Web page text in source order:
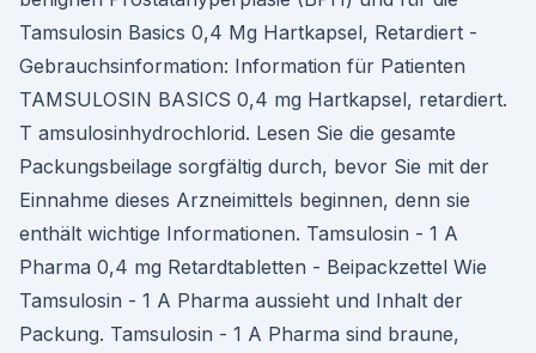
Tamsulosin Basics 0,4 Mg Hartkapsel, Retardiert -
Gebrauchsinformation: Information für Patienten
TAMSULOSIN BASICS 0,4 mg Hartkapsel, retardiert.
T amsulosinhydrochlorid. Lesen Sie die gesamte
Packungsbeilage sorgfältig durch, bevor Sie mit der
Einnahme dieses Arzneimittels beginnen, denn sie
enthält wichtige Informationen. Tamsulosin - 1 A
Pharma 0,4 mg Retardtabletten - Beipackzettel Wie
Tamsulosin - 1 A Pharma aussieht und Inhalt der
Packung. Tamsulosin - 1 A Pharma sind braune,